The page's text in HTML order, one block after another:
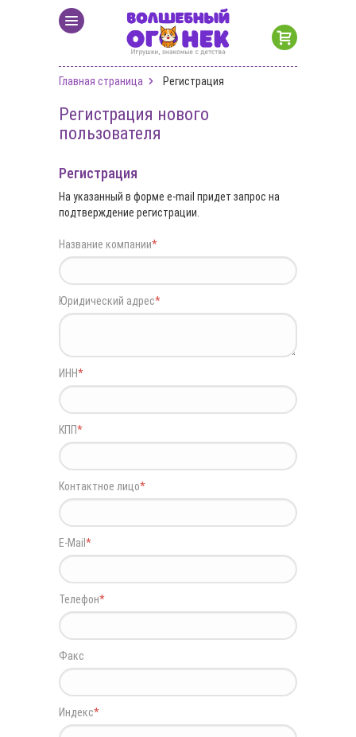
Главная страница Регистрация
Регистрация нового
пользователя
Регистрация
На указанный в форме e-mail придет запрос на
подтверждение регистрации.
Название компании*
Юридический адрес*
ИНН*
КПП*
Контактное лицо*
E-Mail*
Телефон*
Факс
Индекс*